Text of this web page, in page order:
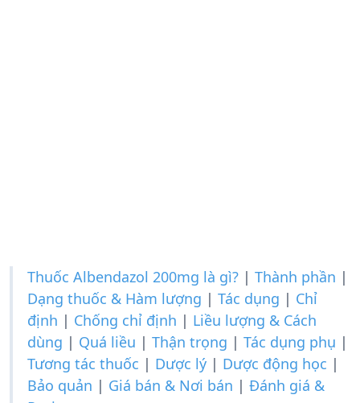
Thuốc Albendazol 200mg là gì? | Thành phần |
Dạng thuốc & Hàm lượng | Tác dụng | Chỉ
định | Chống chỉ định | Liều lượng & Cách
dùng | Quá liều | Thận trọng | Tác dụng phụ |
Tương tác thuốc | Dược lý | Dược động học |
Bảo quản | Giá bán & Nơi bán | Đánh giá &